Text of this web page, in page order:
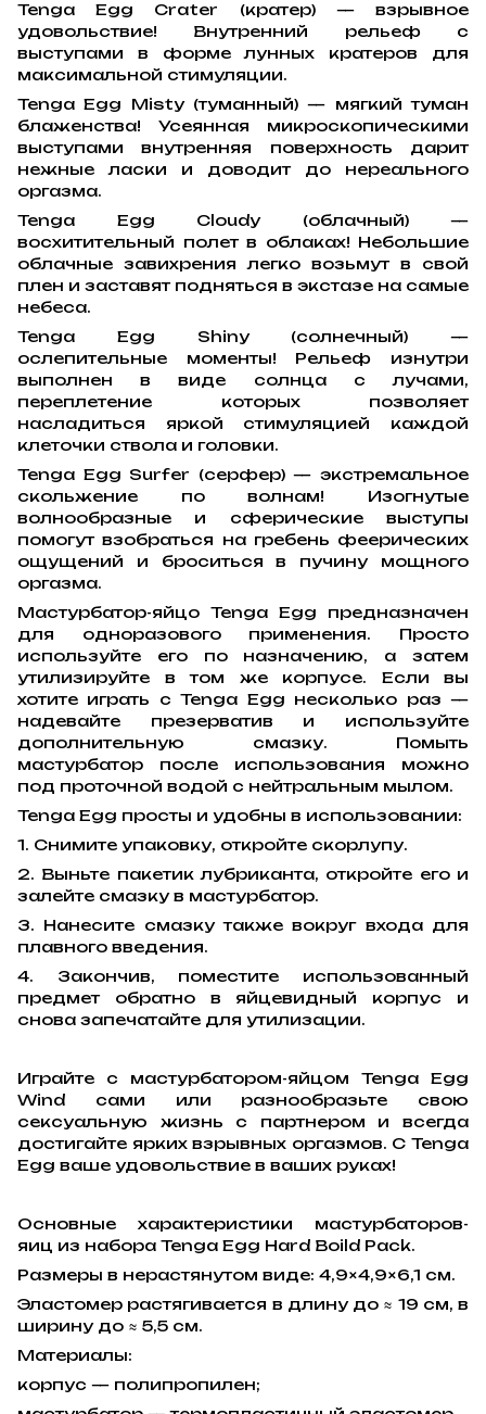
Tenga Egg Crater (кратер) — взрывное
удовольствие! Внутренний рельеф с
выступами в форме лунных кратеров для
максимальной стимуляции.
Tenga Egg Misty (туманный) — мягкий туман
блаженства! Усеянная микроскопическими
выступами внутренняя поверхность дарит
нежные ласки и доводит до нереального
оргазма.
Tenga Egg Cloudy (облачный) —
восхитительный полет в облаках! Небольшие
облачные завихрения легко возьмут в свой
плен и заставят подняться в экстазе на самые
небеса.
Tenga Egg Shiny (солнечный) —
ослепительные моменты! Рельеф изнутри
выполнен в виде солнца с лучами,
переплетение которых позволяет
насладиться яркой стимуляцией каждой
клеточки ствола и головки.
Tenga Egg Surfer (серфер) — экстремальное
скольжение по волнам! Изогнутые
волнообразные и сферические выступы
помогут взобраться на гребень феерических
ощущений и броситься в пучину мощного
оргазма.
Мастурбатор-яйцо Tenga Egg предназначен
для одноразового применения. Просто
используйте его по назначению, а затем
утилизируйте в том же корпусе. Если вы
хотите играть с Tenga Egg несколько раз —
надевайте презерватив и используйте
дополнительную смазку. Помыть
мастурбатор после использования можно
под проточной водой с нейтральным мылом.
Tenga Egg просты и удобны в использовании:
1. Снимите упаковку, откройте скорлупу.
2. Выньте пакетик лубриканта, откройте его и
залейте смазку в мастурбатор.
3. Нанесите смазку также вокруг входа для
плавного введения.
4. Закончив, поместите использованный
предмет обратно в яйцевидный корпус и
снова запечатайте для утилизации.
Играйте с мастурбатором-яйцом Tenga Egg
Wind сами или разнообразьте свою
сексуальную жизнь с партнером и всегда
достигайте ярких взрывных оргазмов. С Tenga
Egg ваше удовольствие в ваших руках!
Основные характеристики мастурбаторов-
яиц из набора Tenga Egg Hard Boild Pack.
Размеры в нерастянутом виде: 4,9×4,9×6,1 см.
Эластомер растягивается в длину до ≈ 19 см, в
ширину до ≈ 5,5 см.
Материалы:
корпус — полипропилен;